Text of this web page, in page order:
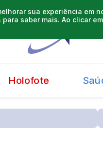
sua experiência em
para saber mais. Ao clicar
Holofote